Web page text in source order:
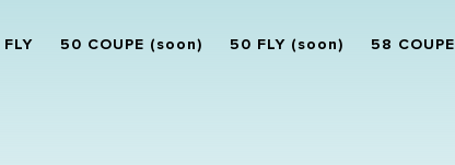
50 COUPE (soon) 50 FLY (soon) 58 COUPE